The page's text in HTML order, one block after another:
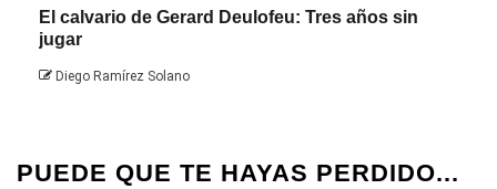
El calvario de Gerard Deulofeu: Tres años sin
jugar
Diego Ramírez Solano
PUEDE QUE TE HAYAS PERDIDO...